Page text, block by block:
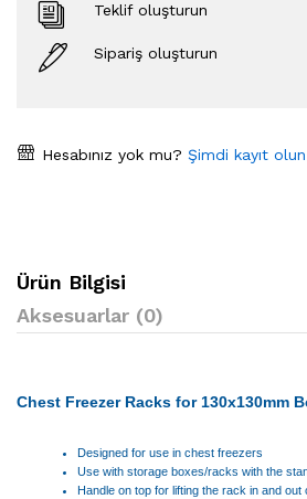
Teklif oluşturun
Sipariş oluşturun
Hesabınız yok mu? Şimdi kayıt olun
Ürün Bilgisi
Aksesuarlar (0)
Chest Freezer Racks for 130x130mm
Designed for use in chest freezers
Use with storage boxes/racks with the
Handle on top for lifting the rack in and out